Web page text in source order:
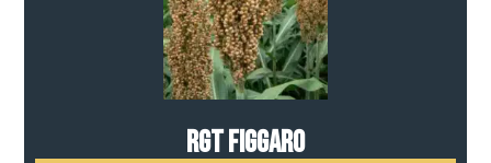
RGT FIGGARO